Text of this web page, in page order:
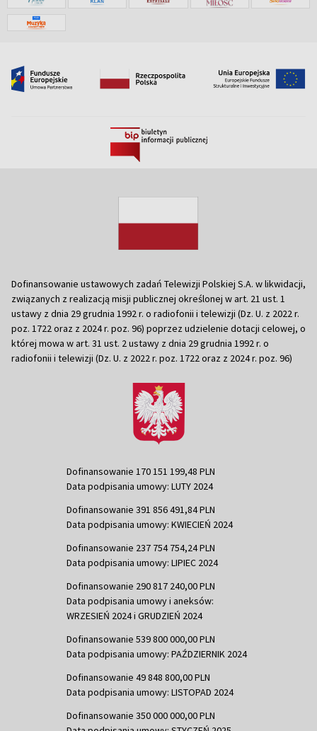
Dofinansowanie ustawowych zadań Telewizji Polskiej S.A. w likwidacji,
związanych z realizacją misji publicznej określonej w art. 21 ust. 1
ustawy z dnia 29 grudnia 1992 r. o radiofonii i telewizji (Dz. U. z 2022 r.
poz. 1722 oraz z 2024 r. poz. 96) poprzez udzielenie dotacji celowej, o
której mowa w art. 31 ust. 2 ustawy z dnia 29 grudnia 1992 r. o
radiofonii i telewizji (Dz. U. z 2022 r. poz. 1722 oraz z 2024 r. poz. 96)
Dofinansowanie 170 151 199,48 PLN
Data podpisania umowy: LUTY 2024
Dofinansowanie 391 856 491,84 PLN
Data podpisania umowy: KWIECIEŃ 2024
Dofinansowanie 237 754 754,24 PLN
Data podpisania umowy: LIPIEC 2024
Dofinansowanie 290 817 240,00 PLN
Data podpisania umowy i aneksów:
WRZESIEŃ 2024 i GRUDZIEŃ 2024
Dofinansowanie 539 800 000,00 PLN
Data podpisania umowy: PAŹDZIERNIK 2024
Dofinansowanie 49 848 800,00 PLN
Data podpisania umowy: LISTOPAD 2024
Dofinansowanie 350 000 000,00 PLN